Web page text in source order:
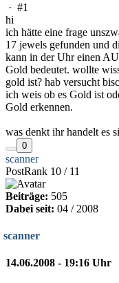
· #1
hi
ich hätte eine frage
17 jewels gefunden und
kann in der Uhr einen
Gold bedeutet. wollte
gold ist? hab versucht
ich weis ob es Gold ist
Gold erkennen.
was denkt ihr handelt es
0
scanner
PostRank 10 / 11
Beiträge: 505
Dabei seit: 04 / 2008
scanner
14.06.2008 - 19:16 Uhr